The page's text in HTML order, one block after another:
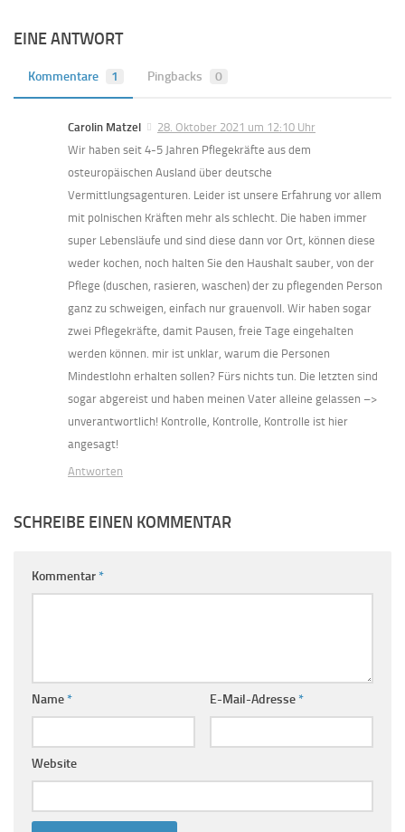
EINE ANTWORT
Kommentare 1 Pingbacks 0
Carolin Matzel
28. Oktober 2021 um 12:10 Uhr
Wir haben seit 4-5 Jahren Pflegekräfte aus dem
osteuropäischen Ausland über deutsche
Vermittlungsagenturen. Leider ist unsere Erfahrung vor allem
mit polnischen Kräften mehr als schlecht. Die haben immer
super Lebensläufe und sind diese dann vor Ort, können diese
weder kochen, noch halten Sie den Haushalt sauber, von der
Pflege (duschen, rasieren, waschen) der zu pflegenden Person
ganz zu schweigen, einfach nur grauenvoll. Wir haben sogar
zwei Pflegekräfte, damit Pausen, freie Tage eingehalten
werden können. mir ist unklar, warum die Personen
Mindestlohn erhalten sollen? Fürs nichts tun. Die letzten sind
sogar abgereist und haben meinen Vater alleine gelassen –>
unverantwortlich! Kontrolle, Kontrolle, Kontrolle ist hier
angesagt!
Antworten
SCHREIBE EINEN KOMMENTAR
Kommentar*
Name* E-Mail-Adresse*
Website